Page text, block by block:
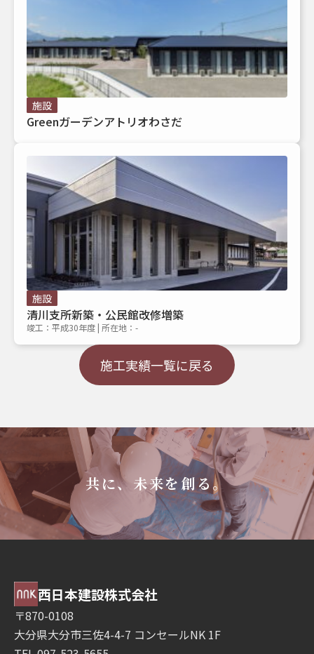
施設
Greenガーデンアトリオわさだ
施設
清川支所新築・公民館改修増築
竣工：平成30年度 | 所在地：-
施工実績一覧に戻る
共に、未来を創る。
西日本建設株式会社
〒870-0108
大分県大分市三佐4-4-7 コンセールNK 1F